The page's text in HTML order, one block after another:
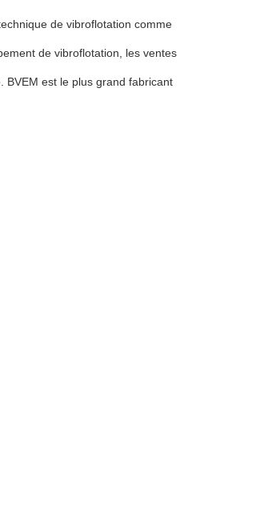
de vibroflotation comme
de vibroflotation, les ventes
BVEM est le plus grand fabricant